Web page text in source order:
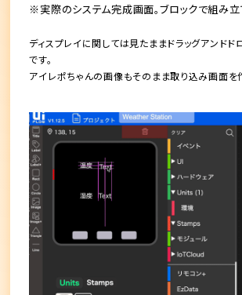
※実際のシステム完成画面。ブロックで組み立
ディスプレイに関しては見たままドラッグアンド
です。
アイレポちゃんの画像もそのまま取り込み画面を